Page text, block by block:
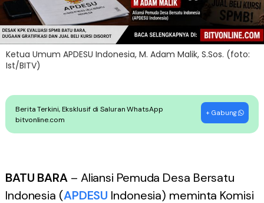
Ketua Umum APDESU Indonesia, M. Adam Malik, S.Sos. (foto:
Ist/BITV)
Berita Terkini, Eksklusif di Saluran WhatsApp
bitvonline.com
+ Gabung
BATU BARA – Aliansi Pemuda Desa Bersatu
Indonesia (APDESU Indonesia) meminta Komisi